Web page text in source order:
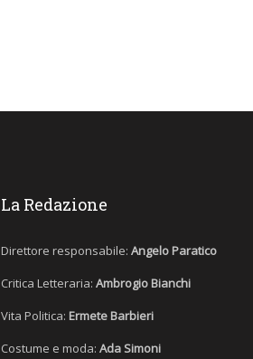
La Redazione
Direttore responsabile: Angelo Paratico
Critica Letteraria: Ambrogio Bianchi
Vita Politica: Ermete Barbieri
Costume e moda: Ada Simoni